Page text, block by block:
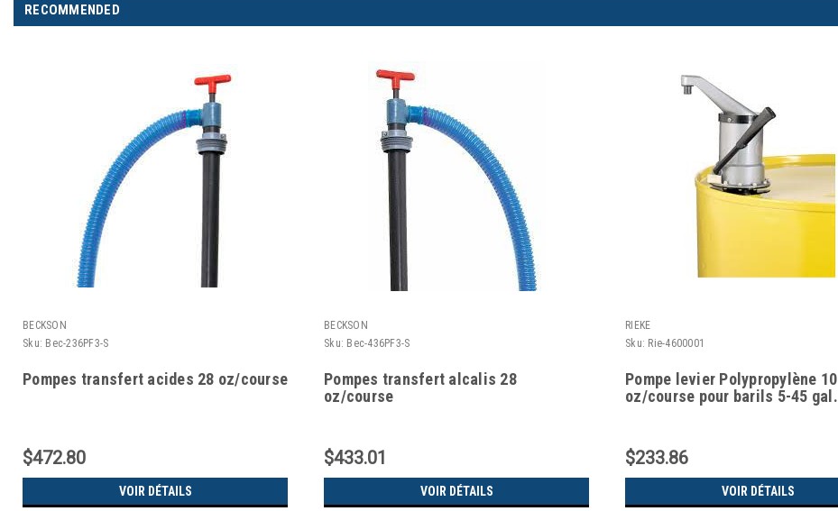
RECOMMENDED
BECKSON
Sku: Bec-236PF3-S
Pompes transfert acides 28 oz/course
$472.80
VOIR DÉTAILS
BECKSON
Sku: Bec-436PF3-S
Pompes transfert alcalis 28
oz/course
$433.01
VOIR DÉTAILS
RIEKE
Sku: Rie-4600001
Pompe levier Polypropylène 10
oz/course pour barils 5-45 gal.
$233.86
VOIR DÉTAILS